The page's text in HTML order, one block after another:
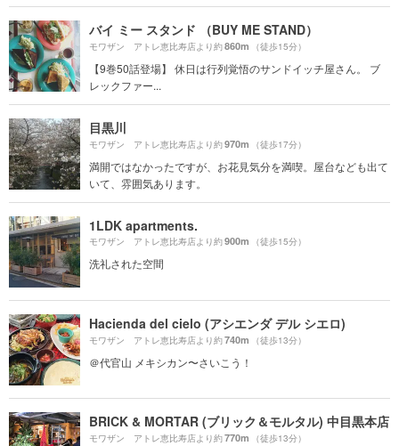
バイ ミー スタンド （BUY ME STAND）
モワザン アトレ恵比寿店より約860m （徒歩15分）
【9巻50話登場】 休日は行列覚悟のサンドイッチ屋さん。 ブ
レックファー...
目黒川
モワザン アトレ恵比寿店より約970m （徒歩17分）
満開ではなかったですが、お花見気分を満喫。屋台なども出て
いて、雰囲気あります。
1LDK apartments.
モワザン アトレ恵比寿店より約900m （徒歩15分）
洗礼された空間
Hacienda del cielo (アシエンダ デル シエロ)
モワザン アトレ恵比寿店より約740m （徒歩13分）
＠代官山 メキシカン〜さいこう！
BRICK & MORTAR (ブリック＆モルタル) 中目黒本店
モワザン アトレ恵比寿店より約770m （徒歩13分）